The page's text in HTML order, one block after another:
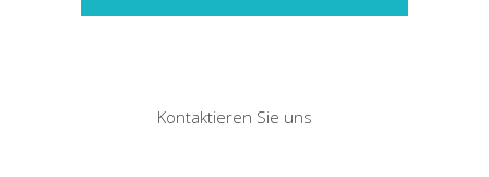
Kontaktieren Sie uns